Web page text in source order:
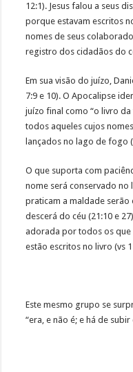
12:1). Jesus falou a seus
porque estavam escritos
nomes de seus
registro dos cidadãos do
Em sua visão do juízo,
7:9 e 10). O Apocalipse
juízo final como “o livro da
todos aqueles cujos
lançados no lago de fogo
O que suporta com
nome será conservado no
praticam a maldade serão
descerá do céu (21:10 e
adorada por todos os que
estão escritos no livro (vs 1
Este mesmo grupo se
“era, e não é; e há de